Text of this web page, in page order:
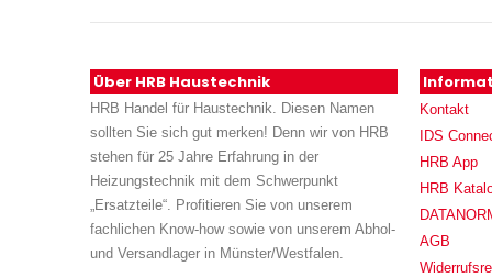
Über HRB Haustechnik
HRB Handel für Haustechnik. Diesen Namen
sollten Sie sich gut merken! Denn wir von HRB
stehen für 25 Jahre Erfahrung in der
Heizungstechnik mit dem Schwerpunkt
„Ersatzteile“. Profitieren Sie von unserem
fachlichen Know-how sowie von unserem Abhol-
und Versandlager in Münster/Westfalen.
Kontakt
IDS
HRB App
HRB
AGB